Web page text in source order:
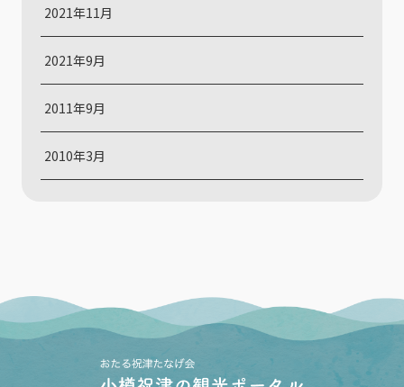
2021年11月
2021年9月
2011年9月
2010年3月